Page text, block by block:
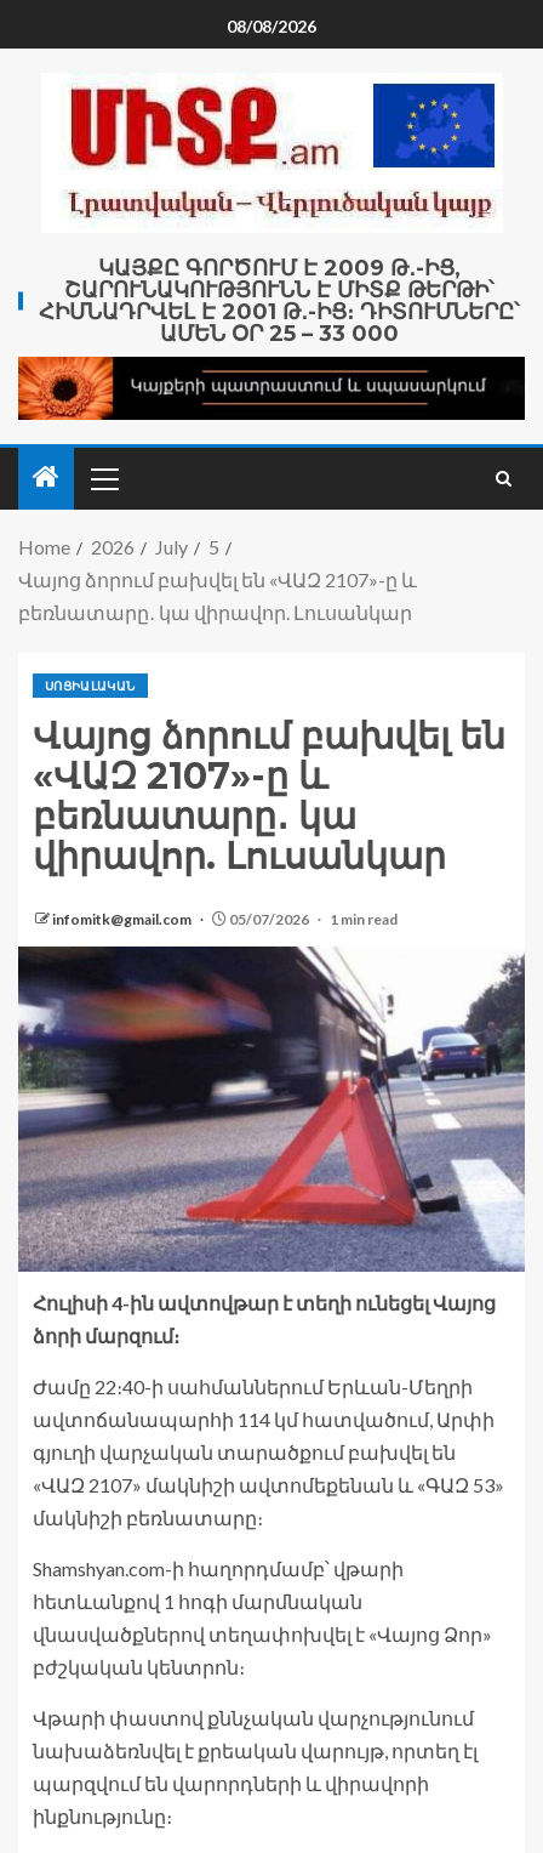
08/08/2026
ԿԱՅՔԸ ԳՈՐԾՈՒՄ Է 2009 Թ․-ԻՑ,
ՇԱՐՈՒՆԱԿՈՒԹՅՈՒՆՆ Է ՄԻՏՔ ԹԵՐԹԻ՝
ՀԻՄՆԱԴՐՎԵԼ Է 2001 Թ․-ԻՑ։ ԴԻՏՈՒՄՆԵՐԸ՝
ԱՄԵՆ ՕՐ 25 – 33 000
Home 2026 July
5
Վայոց ձորում բախվել են «ՎԱԶ 2107»-ը և
բեռնատարը․ կա վիրավոր. Լուսանկար
ՍՈՑԻԱԼԱԿԱՆ
Վայոց ձորում բախվել են
«ՎԱԶ 2107»-ը և
բեռնատարը․ կա
վիրավոր. Լուսանկար
infomitk@gmail.com 05/07/2026 1 min read
Հուլիսի 4-ին ավտովթար է տեղի ունեցել Վայոց
ձորի մարզում։
Ժամը 22։40-ի սահմաններում Երևան-Մեղրի
ավտոճանապարհի 114 կմ հատվածում, Արփի
գյուղի վարչական տարածքում բախվել են
«ՎԱԶ 2107» մակնիշի ավտոմեքենան և «ԳԱԶ 53»
մակնիշի բեռնատարը։
Shamshyan.com-ի հաղորդմամբ՝ վթարի
հետևանքով 1 հոգի մարմնական
վնասվածքներով տեղափոխվել է «Վայոց Ձոր»
բժշկական կենտրոն։
Վթարի փաստով քննչական վարչությունում
նախաձեռնվել է քրեական վարույթ, որտեղ էլ
պարզվում են վարորդների և վիրավորի
ինքնությունը։